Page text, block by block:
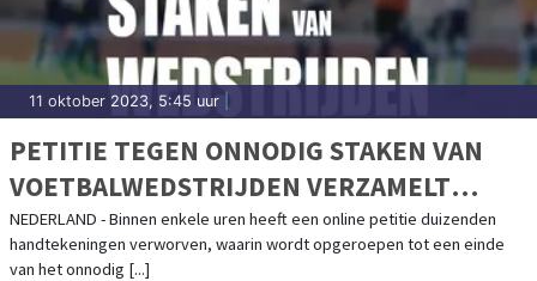
11 oktober 2023, 5:45 uur
PETITIE TEGEN ONNODIG STAKEN VAN
VOETBALWEDSTRIJDEN VERZAMELT
DUIZENDEN HANDTEKENINGEN IN
ENKELE UREN
NEDERLAND - Binnen enkele uren heeft een online petitie duizenden
handtekeningen verworven, waarin wordt opgeroepen tot een einde
van het onnodig [...]